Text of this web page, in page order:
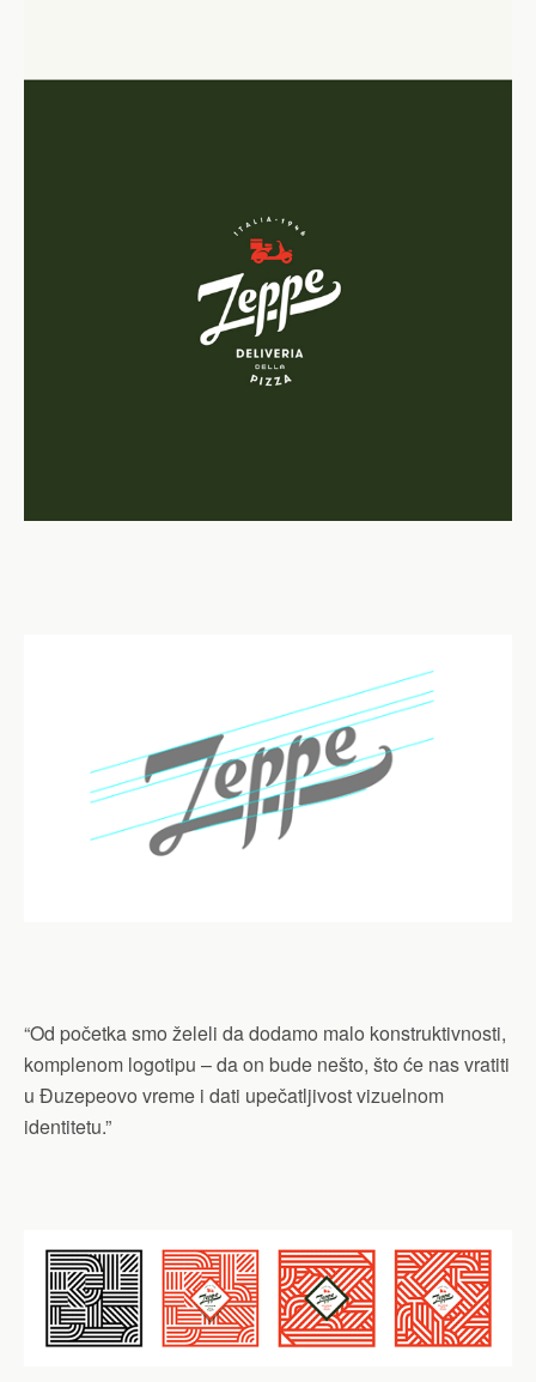
“Od početka smo želeli da dodamo malo konstruktivnosti,
komplenom logotipu – da on bude nešto, što će nas vratiti
u Đuzepeovo vreme i dati upečatljivost vizuelnom
identitetu.”